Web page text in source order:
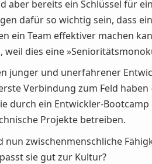
aber bereits ein Schlüssel für
dafür so wichtig sein, dass
ein Team effektiver machen
weil dies eine
junger und unerfahrener
Verbindung zum Feld
durch ein Entwickler-
Projekte betreiben.
nun zwischenmenschliche
sie gut zur Kultur?